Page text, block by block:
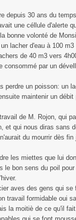
depuis 30 ans du
une céllule d'alerte
bonne volonté de
lacher d'eau à 100
de 40 m3 vers
consommé par un
perdre un poisson: un
maintenir un
de M. Rojon, qui
et qui nous diras sans
du mourrir dès
les miettes que lui
le bon sens du poil
aves des gens qui se
travail formidable oui
la moitiè de ce qu'il